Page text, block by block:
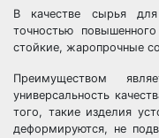
В качестве сырья
точностью
стойкие, жаропрочные
Преимуществом
универсальность
того, такие изделия
деформируются, не